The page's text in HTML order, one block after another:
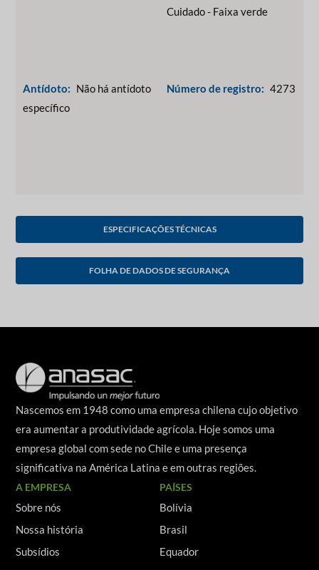
Antídoto: Não há antídoto
específico
Cuidado - Faixa verde
Número de registro: 4273
ESPECIFICAÇÕES TÉCNICAS
FOLHA DE DADOS DE SEGURANÇA
Nascemos em 1948 como uma empresa chilena cujo objetivo
era aumentar a produtividade agrícola. Hoje somos uma
empresa global com sede no Chile e uma presença
significativa na América Latina e em outras regiões.
A EMPRESA
Sobre nós
Nossa história
Subsídios
PAÍSES
Bolívia
Brasil
Equador